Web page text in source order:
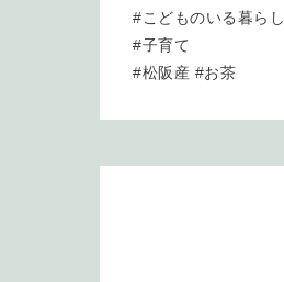
#こどものいる暮らし
#子育て
#松阪産 #お茶